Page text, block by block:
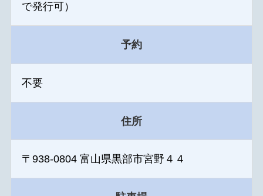
で発行可）
予約
不要
住所
〒938-0804 富山県黒部市宮野４４